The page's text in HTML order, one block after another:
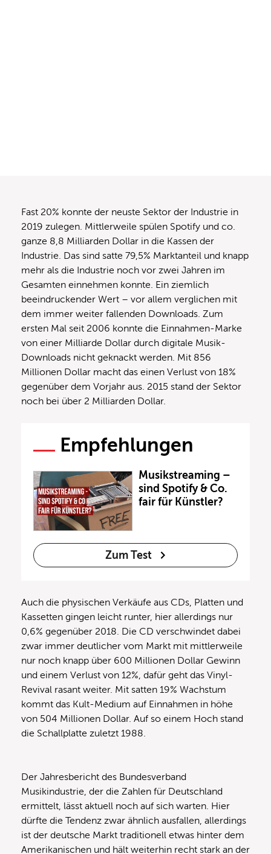
Fast 20% konnte der neuste Sektor der Industrie in
2019 zulegen. Mittlerweile spülen Spotify und co.
ganze 8,8 Milliarden Dollar in die Kassen der
Industrie. Das sind satte 79,5% Marktanteil und knapp
mehr als die Industrie noch vor zwei Jahren im
Gesamten einnehmen konnte. Ein ziemlich
beeindruckender Wert – vor allem verglichen mit
dem immer weiter fallenden Downloads. Zum
ersten Mal seit 2006 konnte die Einnahmen-Marke
von einer Milliarde Dollar durch digitale Musik-
Downloads nicht geknackt werden. Mit 856
Millionen Dollar macht das einen Verlust von 18%
gegenüber dem Vorjahr aus. 2015 stand der Sektor
noch bei über 2 Milliarden Dollar.
Empfehlungen
Musikstreaming –
sind Spotify & Co.
fair für Künstler?
Zum Test
Auch die physischen Verkäufe aus CDs, Platten und
Kassetten gingen leicht runter, hier allerdings nur
0,6% gegenüber 2018. Die CD verschwindet dabei
zwar immer deutlicher vom Markt mit mittlerweile
nur noch knapp über 600 Millionen Dollar Gewinn
und einem Verlust von 12%, dafür geht das Vinyl-
Revival rasant weiter. Mit satten 19% Wachstum
kommt das Kult-Medium auf Einnahmen in höhe
von 504 Millionen Dollar. Auf so einem Hoch stand
die Schallplatte zuletzt 1988.
Der Jahresbericht des Bundesverband
Musikindustrie, der die Zahlen für Deutschland
ermittelt, lässt aktuell noch auf sich warten. Hier
dürfte die Tendenz zwar ähnlich ausfallen, allerdings
ist der deutsche Markt traditionell etwas hinter dem
Amerikanischen und hält weiterhin recht stark an der